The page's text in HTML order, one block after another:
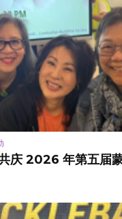
庆 2026 年第五届